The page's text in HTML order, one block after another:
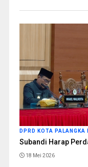
DPRD KOTA PALANGKA
Subandi Harap
18 Mei 2026